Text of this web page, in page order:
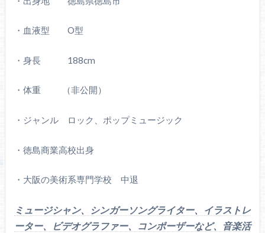
・血液型 O型
・身長 188cm
・体重 （非公開）
・ジャンル ロック、ポップミュージック
・徳島商業高校出身
・大阪の美術系専門学校 中退
ミュージシャン、シンガーソングライター、イラストレ
ーター、ビデオグラファー、コンポーザーなど、音楽活